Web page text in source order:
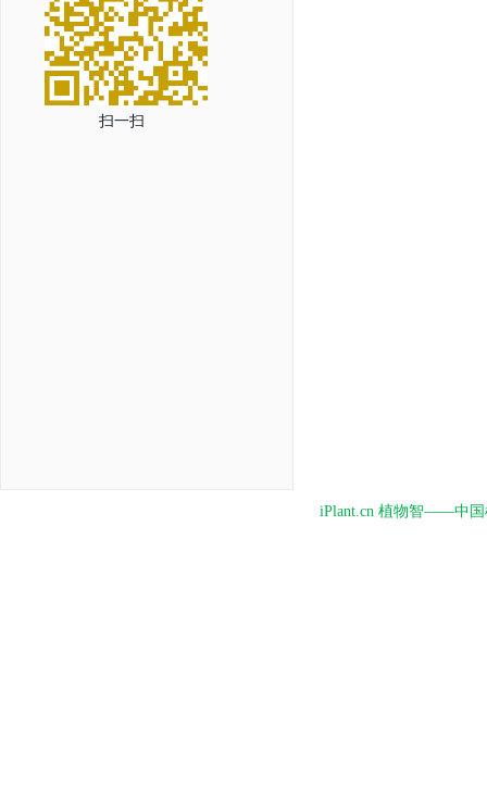
扫一扫
iPlant.cn 植物智——中国